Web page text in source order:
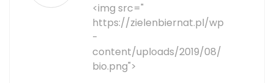
<img src="
https://zielenbiernat.pl/wp
-
content/uploads/2019/08/
bio.png">